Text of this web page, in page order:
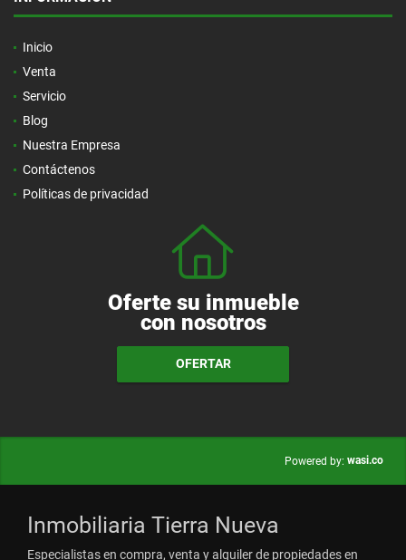
Inicio
Venta
Servicio
Blog
Nuestra Empresa
Contáctenos
Políticas de privacidad
Oferte su inmueble
con nosotros
OFERTAR
Powered by: wasi.co
Inmobiliaria Tierra Nueva
Especialistas en compra, venta y alquiler de propiedades en